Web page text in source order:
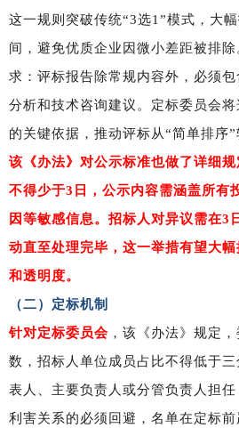
这一规则突破传统“3选1”模式，大
间，避免优质企业因微小差距被排
求：评标报告除常规内容外，必须
分析和技术咨询建议。定标委员会
的关键依据，推动评标从“简单排序”
该《办法》对公示标准也做了详细
不得少于3日，公示内容需涵盖所有
因等敏感信息。招标人对异议需在3
动直至处理完毕，这一举措有望大
和透明度。
（二）定标机制
针对定标委员会 ，该《办法》规定
数，招标人单位成员占比不得低于
表人、主要负责人或分管负责人担
利害关系的必须回避，名单在定标